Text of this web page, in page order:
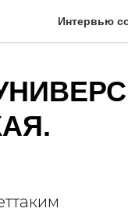
Интервью